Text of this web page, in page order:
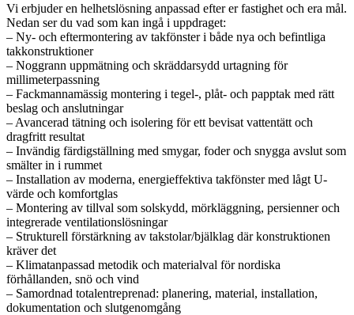
Vi erbjuder en helhetslösning anpassad efter er fastighet och era mål.
Nedan ser du vad som kan ingå i uppdraget:
– Ny- och eftermontering av takfönster i både nya och befintliga
takkonstruktioner
– Noggrann uppmätning och skräddarsydd urtagning för
millimeterpassning
– Fackmannamässig montering i tegel-, plåt- och papptak med rätt
beslag och anslutningar
– Avancerad tätning och isolering för ett bevisat vattentätt och
dragfritt resultat
– Invändig färdigställning med smygar, foder och snygga avslut som
smälter in i rummet
– Installation av moderna, energieffektiva takfönster med lågt U-
värde och komfortglas
– Montering av tillval som solskydd, mörkläggning, persienner och
integrerade ventilationslösningar
– Strukturell förstärkning av takstolar/bjälklag där konstruktionen
kräver det
– Klimatanpassad metodik och materialval för nordiska
förhållanden, snö och vind
– Samordnad totalentreprenad: planering, material, installation,
dokumentation och slutgenomgång